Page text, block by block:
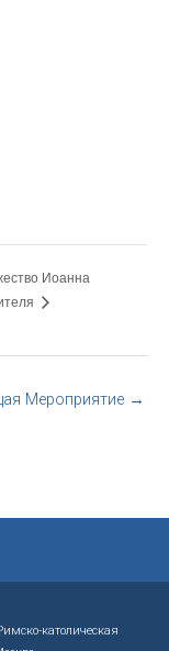
Иоанна
Мероприятие →
католическая